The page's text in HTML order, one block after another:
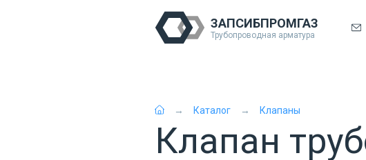
ЗАПСИБПРОМГАЗ
Трубопроводная арматура
Каталог Клапаны
Клапан